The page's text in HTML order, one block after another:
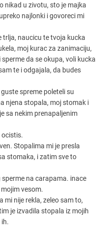
nikad u zivotu, sto je majka
najlonki i govoreci mi
trlja, naucicu te tvoja kucka
moj kurac za zanimaciju,
da se okupa, voli kucka
te i odgajala, da budes
spreme poleteli su
njena stopala, moj stomak i
sa nekim prenapaljenim
ocistis.
Stopalima mi je presla
stomaka, i zatim sve to
na carapama. inace
vesom.
mi nije rekla, zeleo sam to,
je izvadila stopala iz mojih
ih.